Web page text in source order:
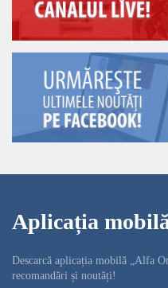
Aplicația
Descarcă aplicația mobilă „Alfa
recomandări și noutăți!